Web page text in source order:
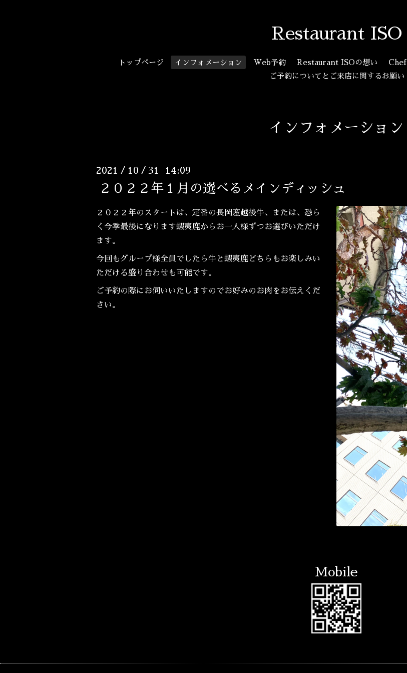
Restaurant ISO
トップページ インフォメーション Web予約 Restaurant ISOの想い Chef
ご予約についてとご来店に関するお願い
インフォメーション
2021 / 10 / 31 14:09
２０２２年１月の選べるメインディッシュ
２０２２年のスタートは、定番の長岡産越後牛、または、恐ら
く今季最後になります蝦夷鹿からお一人様ずつお選びいただけ
ます。
今回もグループ様全員でしたら牛と蝦夷鹿どちらもお楽しみい
ただける盛り合わせも可能です。
ご予約の際にお伺いいたしますのでお好みのお肉をお伝えくだ
さい。
Mobile